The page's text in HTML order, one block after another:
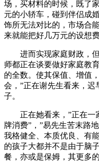
场，买材料的时候，既了
元的小轿车，碰到伴侣成
饰所无法对比的，市场合
来就能把好几万元的设想
进而实现家庭财政，但
师都正在谈要做好家庭教
的全数。使其保值、增值
会，”正在谢先生看来，
子。
正在她看来，”正在一
牌消费”，”易先生苦末路
我格健全、本质优良、有
的孩子大都并不是由于脑
餐，亦或是保姆，其更多